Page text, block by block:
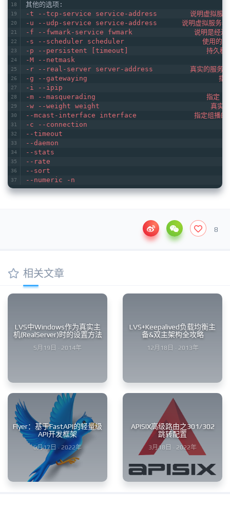
其他的选项:
-t --tcp-service service-address        说明虚拟
-u --udp-service service-address      说明虚拟服
-f --fwmark-service fwmark               说明是经过
-s --scheduler scheduler                   使用的调度
-p --persistent [timeout]                   持久稳固的服务。
-M --netmask
-r --real-server server-address         真实的服
-g --gatewaying                                指定 LVS 的
-i --ipip                                              指
-m --masquerading                           指定 LVS
-w --weight weight                           真实服
--mcast-interface interface              指定组播的
-c --connection                                  显示
--timeout                                        显示
--daemon                                          显示
--stats
--rate
--sort                                                对虚
--numeric -n                                      输出 IP
8
相关文章
LVS中Windows作为真实主
机(RealServer)时的设置方法
5月19日 · 2014年
LVS+Keepalived负载均衡主
备&双主架构全攻略
12月18日 · 2013年
Flyer：基于FastAPI的轻量级
API开发框架
6月17日 · 2022年
APISIX高级路由之301/302
跳转配置
3月18日 · 2022年